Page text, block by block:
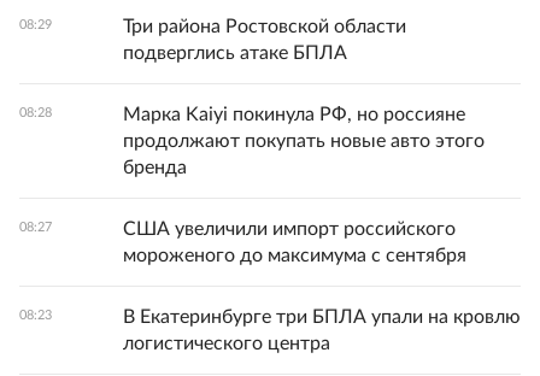
08:29
Три района Ростовской области
подверглись атаке БПЛА
08:28
Марка Kaiyi покинула РФ, но россияне
продолжают покупать новые авто этого
бренда
08:27
США увеличили импорт российского
мороженого до максимума с сентября
08:23
В Екатеринбурге три БПЛА упали на кровлю
логистического центра